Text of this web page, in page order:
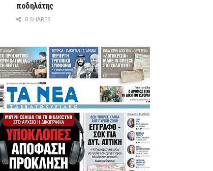
ποδηλάτης
0 SHARES